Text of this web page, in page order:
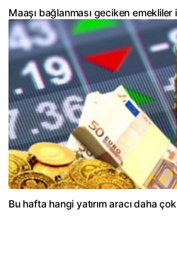
Maaşı bağlanması geciken
Bu hafta hangi yatırım aracı daha çok